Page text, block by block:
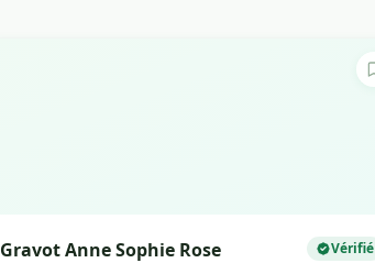
Gravot Anne Sophie Rose Vérifié